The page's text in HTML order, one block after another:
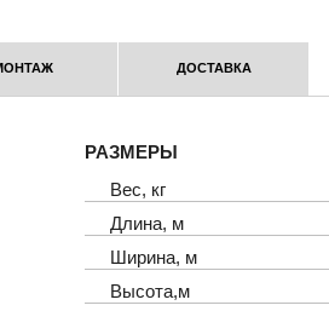
ДОСТАВКА
РАЗМЕРЫ
Вес, кг
Длина, м
Ширина, м
Высота,м